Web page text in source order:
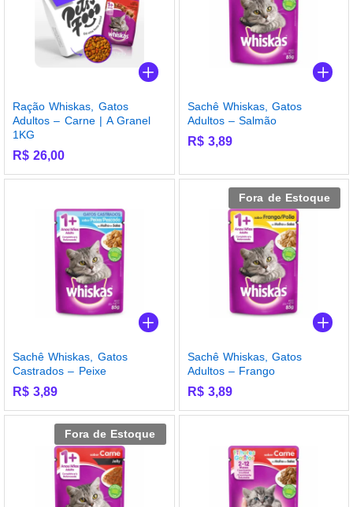
Ração Whiskas, Gatos
Adultos – Carne | A Granel
1KG
R$ 26,00
Sachê Whiskas, Gatos
Adultos – Salmão
R$3,89
Sachê Whiskas, Gatos
Castrados – Peixe
R$ 3,89
Fora de Estoque
Sachê Whiskas, Gatos
Adultos – Frango
R$3,89
Fora de Estoque